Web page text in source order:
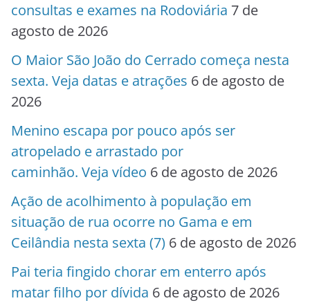
consultas e exames na Rodoviária 7 de
agosto de 2026
O Maior São João do Cerrado começa nesta
sexta. Veja datas e atrações 6 de agosto de
2026
Menino escapa por pouco após ser
atropelado e arrastado por
caminhão. Veja vídeo 6 de agosto de 2026
Ação de acolhimento à população em
situação de rua ocorre no Gama e em
Ceilândia nesta sexta (7) 6 de agosto de 2026
Pai teria fingido chorar em enterro após
matar filho por dívida 6 de agosto de 2026